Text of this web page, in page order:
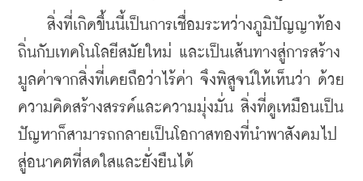
สิ่งที่เกิดขึ้นนี้เป็นการเชื่อมระหว่างภูมิปัญญาท้อง
ถิ่นกับเทคโนโลยีสมัยใหม่ และเป็นเส้นทางสู่การสร้าง
มูลค่าจากสิ่งที่เคยถือว่าไร้ค่า จึงพิสูจน์ให้เห็นว่า ด้วย
ความคิดสร้างสรรค์และความมุ่งมั่น สิ่งที่ดูเหมือนเป็น
ปัญหาก็สามารถกลายเป็นโอกาสทองที่นำพาสังคมไป
สู่อนาคตที่สดใสและยั่งยืนได้